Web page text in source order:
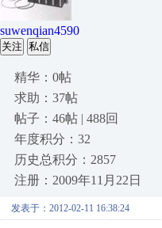
suwenqian4590
关注 私信
精华：0帖
求助：37帖
帖子：46帖 | 488回
年度积分：32
历史总积分：2857
注册：2009年11月22日
发表于：2012-02-11 16:38:24